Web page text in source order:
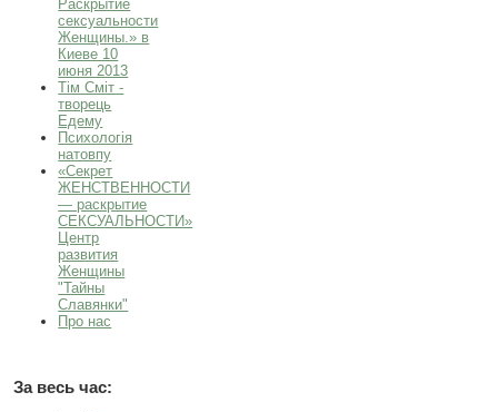
Раскрытие
сексуальности
Женщины.» в
Киеве 10
июня 2013
Тім Сміт -
творець
Едему
Психологія
натовпу
«Секрет
ЖЕНСТВЕННОСТИ
— раскрытие
СЕКСУАЛЬНОСТИ»
Центр
развития
Женщины
"Тайны
Славянки"
Про нас
За весь час: